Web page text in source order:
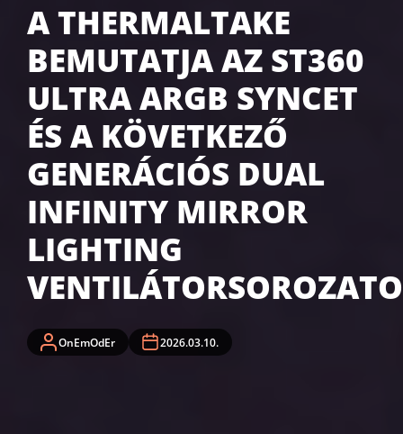
A THERMALTAKE
BEMUTATJA AZ ST360
ULTRA ARGB SYNCET
ÉS A KÖVETKEZŐ
GENERÁCIÓS DUAL
INFINITY MIRROR
LIGHTING
OnEmOdEr 2026.03.10.